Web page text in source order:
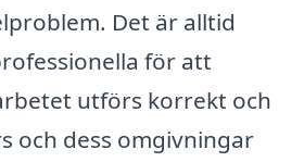
Det är alltid
för att
utförs korrekt och
och dess omgivningar